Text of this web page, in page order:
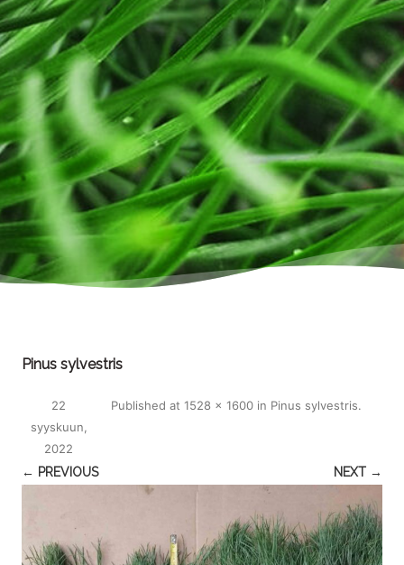
Pinus sylvestris
Published
22
syyskuun,
2022
at 1528 × 1600 in Pinus sylvestris.
← PREVIOUS NEXT →